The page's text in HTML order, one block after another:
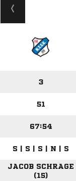
3
51
67:54
S | S | S | N | S
JACOB SCHRAGE
(15)